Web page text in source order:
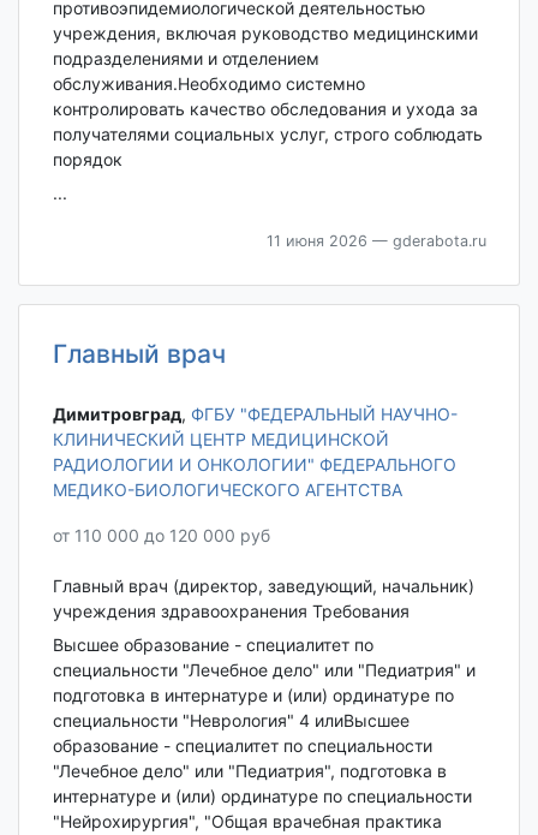
противоэпидемиологической деятельностью
учреждения, включая руководство медицинскими
подразделениями и отделением
обслуживания.Необходимо системно
контролировать качество обследования и ухода за
получателями социальных услуг, строго соблюдать
порядок
...
11 июня 2026 — gderabota.ru
Главный врач
Димитровград‎, ФГБУ "ФЕДЕРАЛЬНЫЙ НАУЧНО-
КЛИНИЧЕСКИЙ ЦЕНТР МЕДИЦИНСКОЙ
РАДИОЛОГИИ И ОНКОЛОГИИ" ФЕДЕРАЛЬНОГО
МЕДИКО-БИОЛОГИЧЕСКОГО АГЕНТСТВА
от 110 000 до 120 000 руб
Главный врач (директор, заведующий, начальник)
учреждения здравоохранения Требования
Высшее образование - специалитет по
специальности "Лечебное дело" или "Педиатрия" и
подготовка в интернатуре и (или) ординатуре по
специальности "Неврология" 4 илиВысшее
образование - специалитет по специальности
"Лечебное дело" или "Педиатрия", подготовка в
интернатуре и (или) ординатуре по специальности
"Нейрохирургия", "Общая врачебная практика